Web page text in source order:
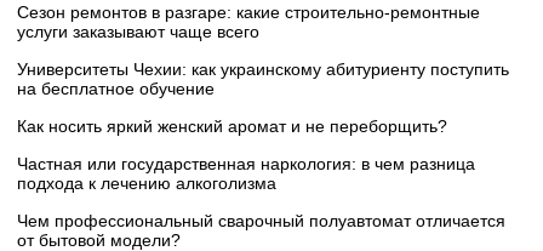
Сезон ремонтов в разгаре: какие строительно-ремонтные
услуги заказывают чаще всего
Университеты Чехии: как украинскому абитуриенту поступить
на бесплатное обучение
Как носить яркий женский аромат и не переборщить?
Частная или государственная наркология: в чем разница
подхода к лечению алкоголизма
Чем профессиональный сварочный полуавтомат отличается
от бытовой модели?